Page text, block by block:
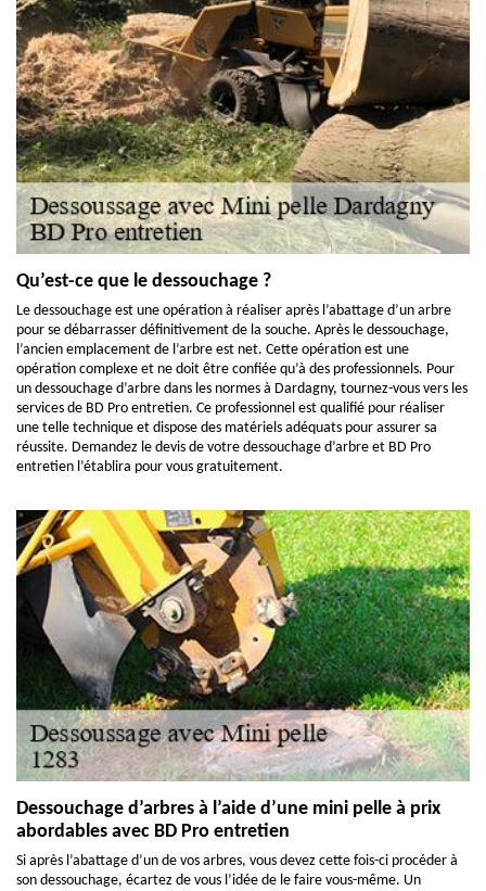
Qu’est-ce que le dessouchage ?
Le dessouchage est une opération à réaliser après l’abattage d’un arbre
pour se débarrasser définitivement de la souche. Après le dessouchage,
l’ancien emplacement de l’arbre est net. Cette opération est une
opération complexe et ne doit être confiée qu’à des professionnels. Pour
un dessouchage d’arbre dans les normes à Dardagny, tournez-vous vers les
services de BD Pro entretien. Ce professionnel est qualifié pour réaliser
une telle technique et dispose des matériels adéquats pour assurer sa
réussite. Demandez le devis de votre dessouchage d’arbre et BD Pro
entretien l’établira pour vous gratuitement.
Dessouchage d’arbres à l’aide d’une mini pelle à prix
abordables avec BD Pro entretien
Si après l’abattage d’un de vos arbres, vous devez cette fois-ci procéder à
son dessouchage, écartez de vous l’idée de le faire vous-même. Un